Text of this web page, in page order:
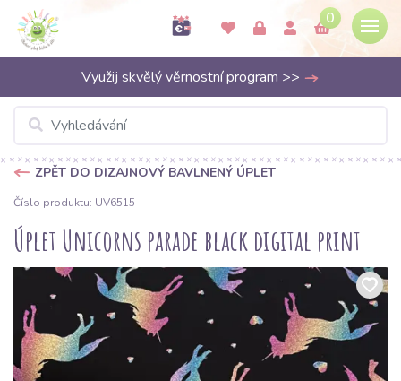
0
Využij skvělý věrnostní program >>
ZPĚT DO DIZAJNOVÝ BAVLNENÝ ÚPLET
Číslo produktu: UV6515
Úplet Unicorns parade black digital print